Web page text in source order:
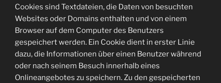
Cookies sind Textdateien, die Daten von besuchten
Websites oder Domains enthalten und von einem
Browser auf dem Computer des Benutzers
gespeichert werden. Ein Cookie dient in erster Linie
dazu, die Informationen über einen Benutzer während
oder nach seinem Besuch innerhalb eines
Onlineangebotes zu speichern. Zu den gespeicherten